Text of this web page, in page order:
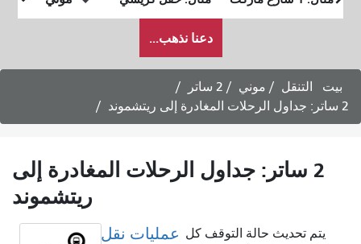
البداية
النهاية
أرغب
في
السفر
دعنا نذهب...
بيت التنقل موني
2 ساتر
2 ساتر: جداول الرحلات المغادرة إلى ريتشموند
2 ساتر: جداول الرحلات المغادرة إلى
ريتشموند
عمليات نقل يتم تحديث حالة التوقف كل